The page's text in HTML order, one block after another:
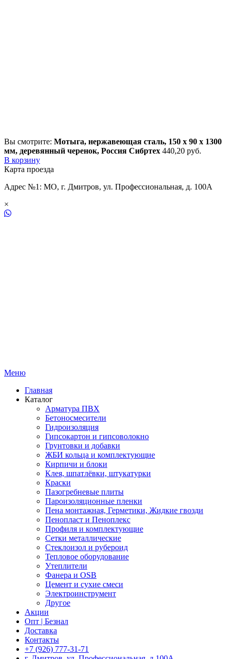
Вы смотрите: Мотыга, нержавеющая сталь, 150 x 90 x 1300
мм, деревянный черенок, Россия Сибртеx 440,20 руб.
В корзину
Карта проезда
Адрес №1: МО, г. Дмитров, ул. Профессиональная, д. 100А
×
Меню
Главная
Каталог
Арматура ПВХ
Бетоносмесители
Гидроизоляция
Гипсокартон и гипсоволокно
Грунтовки и добавки
ЖБИ кольца и комплектующие
Кирпичи и блоки
Клея, шпатлёвки, штукатурки
Краски
Пазогребневые плиты
Пароизоляционные пленки
Пена монтажная, Герметики, Жидкие гвозди
Пенопласт и Пеноплекс
Профиля и комплектующие
Сетки металлические
Стеклоизол и рубероид
Тепловое оборудование
Утеплители
Фанера и OSB
Цемент и сухие смеси
Электроинструмент
Другое
Акции
Опт | Безнал
Доставка
Контакты
+7 (926) 777-31-71